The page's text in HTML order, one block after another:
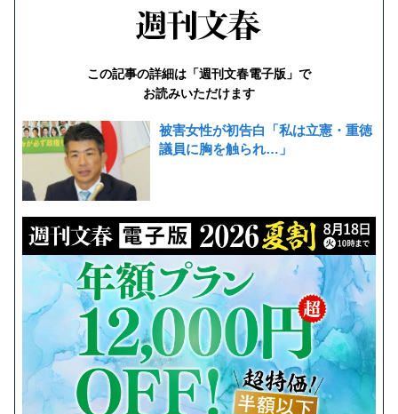
この記事の詳細は「週刊文春電子版」で
お読みいただけます
被害女性が初告白「私は立憲・重徳
議員に胸を触られ…」